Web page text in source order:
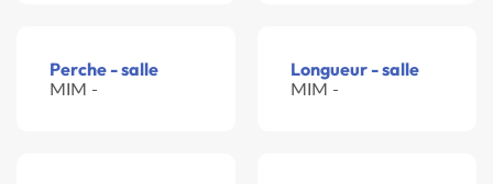
Perche - salle
MIM -
Longueur - salle
MIM -